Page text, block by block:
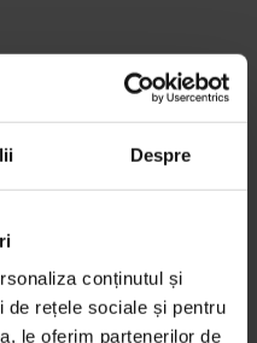
Despre
conținutul și
de rețele sociale și pentru
le oferim partenerilor de